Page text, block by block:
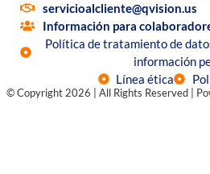
servicioalcliente@qvision.us
Información para
Política de tratamiento de
información
Línea ética
© Copyright 2026 | All Rights Reserved |